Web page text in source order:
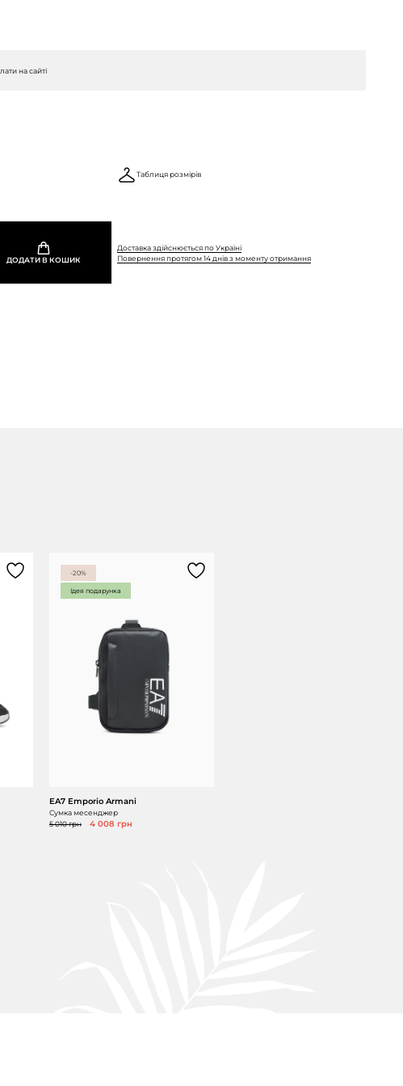
на сайті
Таблиця розмірів
ДОДАТИ В КОШИК
Доставка здійснюється по Україні
Повернення протягом 14 днів з моменту отримання
-20%
Ідея подарунка
EA7 Emporio Armani
Сумка месенджер
5 010 грн
4 008 грн